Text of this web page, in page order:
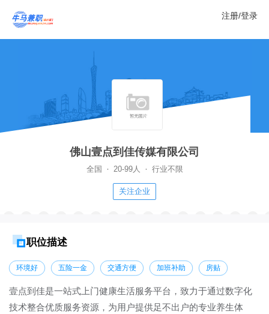
注册/登录
佛山壹点到佳传媒有限公司
全国 · 20-99人 · 行业不限
关注企业
职位描述
环境好 五险一金 交通方便 加班补助 房贴
壹点到佳是一站式上门健康生活服务平台，致力于通过数字化
技术整合优质服务资源，为用户提供足不出户的专业养生体